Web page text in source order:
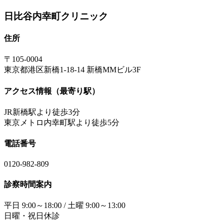
日比谷内幸町クリニック
住所
〒105-0004
東京都港区新橋1-18-14 新橋MMビル3F
アクセス情報（最寄り駅）
JR新橋駅より徒歩3分
東京メトロ内幸町駅より徒歩5分
電話番号
0120-982-809
診察時間案内
平日 9:00～18:00 / 土曜 9:00～13:00
日曜・祝日休診